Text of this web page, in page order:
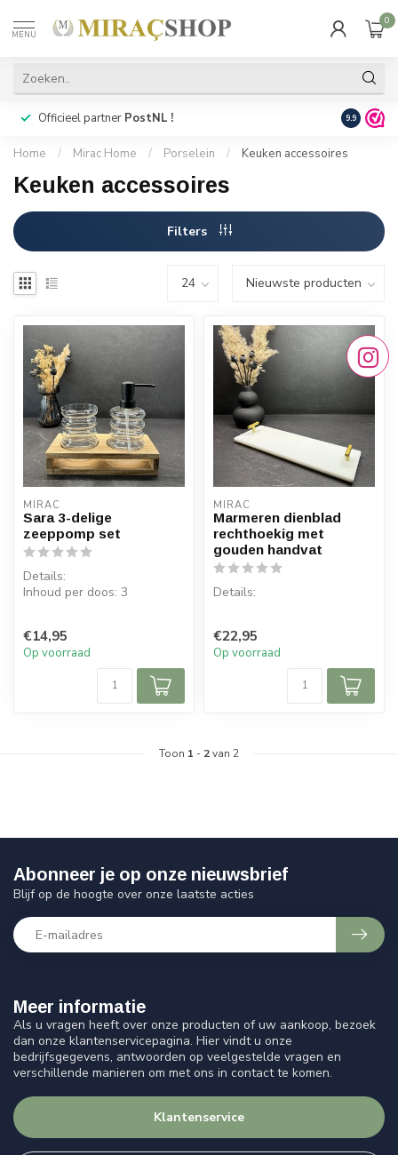
MENU
0
Officieel partner PostNL ! Snelle
9.9
Home / Mirac Home / Porselein / Keuken accessoires
Keuken accessoires
Filters
MIRAC
Sara 3-delige
zeeppomp set
Details:
Inhoud per doos: 3
Inhoud glas: 33...
€14,95
Op voorraad
MIRAC
Marmeren dienblad
rechthoekig met
gouden handvat
Details:
Afmeting: 35cm x 12cm
Materiaal: marmer
€22,95
Op voorraad
Toon 1 - 2van 2
Meer informatie
Als u vragen heeft over onze producten of uw aankoop, bezoek
dan onze klantenservicepagina. Hier vindt u onze
bedrijfsgegevens, antwoorden op veelgestelde vragen en
verschillende manieren om met ons in contact te komen.
Klantenservice
Abonneer je op onze nieuwsbrief
Blijf op de hoogte over onze laatste acties